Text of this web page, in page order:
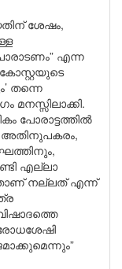
ശേഷം,
എന്ന
കോസ്റ്റയുടെ
തന്നെ
പോരാട്ടത്തിൽ
അതിനുപകരം,
എല്ലാ
നല്ലത് എന്ന്